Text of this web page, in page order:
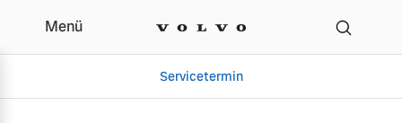
Volvo Cars gründet
Menü
Servicetermin